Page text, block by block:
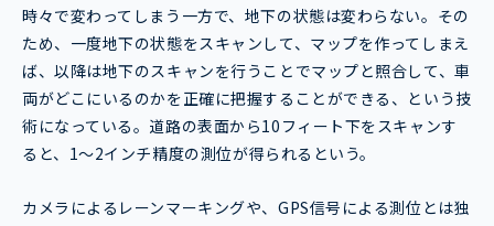
時々で変わってしまう一方で、地下の状態は変わらない。その
ため、一度地下の状態をスキャンして、マップを作ってしまえ
ば、以降は地下のスキャンを行うことでマップと照合して、車
両がどこにいるのかを正確に把握することができる、という技
術になっている。道路の表面から10フィート下をスキャンす
ると、1〜2インチ精度の測位が得られるという。
カメラによるレーンマーキングや、GPS信号による測位とは独